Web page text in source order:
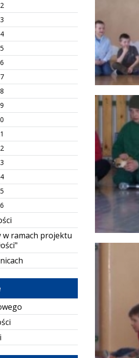
w ramach projektu